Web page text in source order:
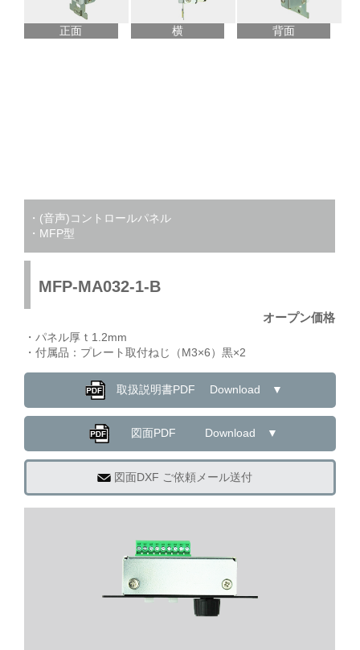
正面 横 背面
・(音声)コントロールパネル
・MFP型
MFP-MA032-1-B
オープン価格
・パネル厚ｔ1.2mm
・付属品：プレート取付ねじ（M3×6）黒×2
取扱説明書PDF Download ▼
図面PDF Download ▼
図面DXF ご依頼メール送付